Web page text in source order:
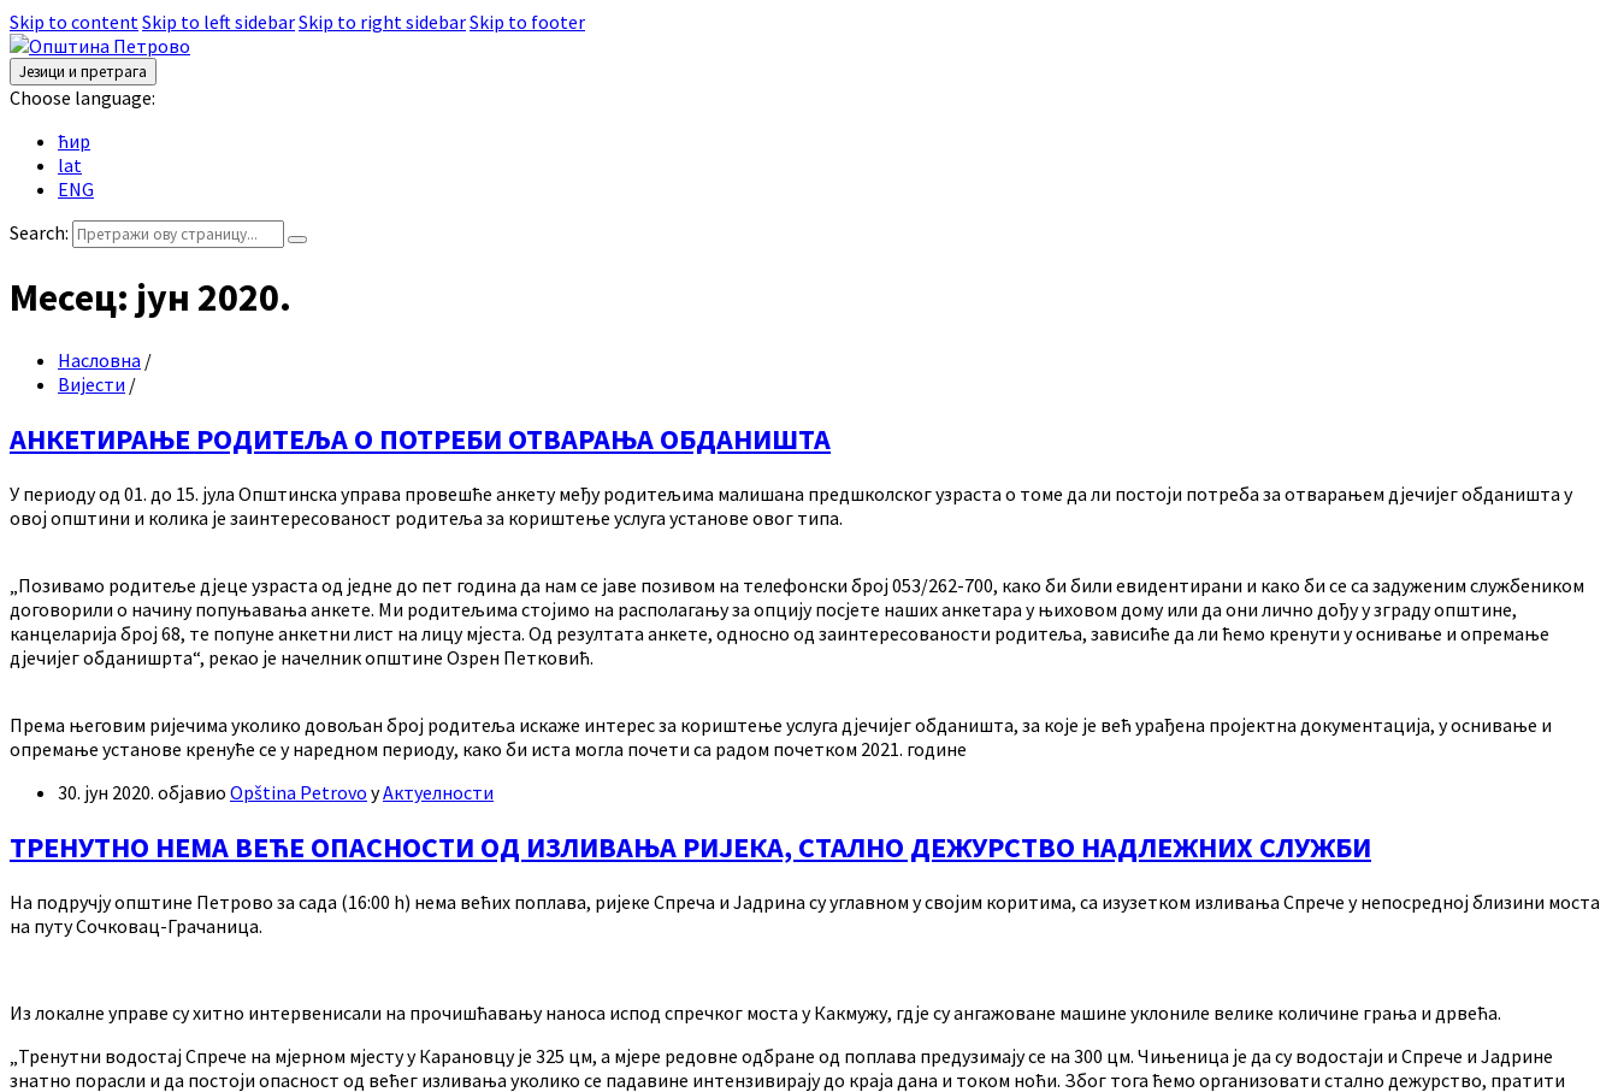
Skip to contentSkip to left sidebarSkip to right sidebarSkip to footer
Језици и претрага
Choose language:
ћир
lat
ENG
Search:
Месец: јун 2020.
Насловна /
Вијести /
АНКЕТИРАЊЕ РОДИТЕЉА О ПОТРЕБИ ОТВАРАЊА ОБДАНИШТА
У периоду од 01. до 15. јула Општинска управа провешће анкету међу родитељима малишана предшколског узраста о томе да ли постоји потреба за отварањем дјечијег обданишта у
овој општини и колика је заинтересованост родитеља за кориштење услуга установе овог типа.
„Позивамо родитеље дјеце узраста од једне до пет година да нам се јаве позивом на телефонски број 053/262-700, како би били евидентирани и како би се са задуженим службеником
договорили о начину попуњавања анкете. Ми родитељима стојимо на располагању за опцију посјете наших анкетара у њиховом дому или да они лично дођу у зграду општине,
канцеларија број 68, те попуне анкетни лист на лицу мјеста. Од резултата анкете, односно од заинтересованости родитеља, зависиће да ли ћемо кренути у оснивање и опремање
дјечијег обданишрта“, рекао је начелник општине Озрен Петковић.
Према његовим ријечима уколико довољан број родитеља искаже интерес за кориштење услуга дјечијег обданишта, за које је већ урађена пројектна документација, у оснивање и
опремање установе кренуће се у наредном периоду, како би иста могла почети са радом почетком 2021. године
30. јун 2020. објавио Opština Petrovo уАктуелности
ТРЕНУТНО НЕМА ВЕЋЕ ОПАСНОСТИ ОД ИЗЛИВАЊА РИЈЕКА, СТАЛНО ДЕЖУРСТВО НАДЛЕЖНИХ СЛУЖБИ
На подручју општине Петрово за сада (16:00 h) нема већих поплава, ријеке Спреча и Јадрина су углавном у својим коритима, са изузетком изливања Спрече у непосредној близини моста
на путу Сочковац-Грачаница.
Из локалне управе су хитно интервенисали на прочишћавању наноса испод спречког моста у Какмужу, гдје су ангажоване машине уклониле велике количине грања и дрвећа.
„Тренутни водостај Спрече на мјерном мјесту у Карановцу је 325 цм, а мјере редовне одбране од поплава предузимају се на 300 цм. Чињеница је да су водостаји и Спрече и Јадрине
знатно порасли и да постоји опасност од већег изливања уколико се падавине интензивирају до краја дана и током ноћи. Због тога ћемо организовати стално дежурство, пратити